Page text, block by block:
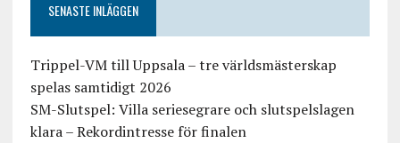
SENASTE INLÄGGEN
Trippel-VM till Uppsala – tre världsmästerskap
spelas samtidigt 2026
SM-Slutspel: Villa seriesegrare och slutspelslagen
klara – Rekordintresse för finalen